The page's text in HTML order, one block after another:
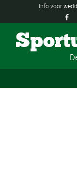
Info voor
